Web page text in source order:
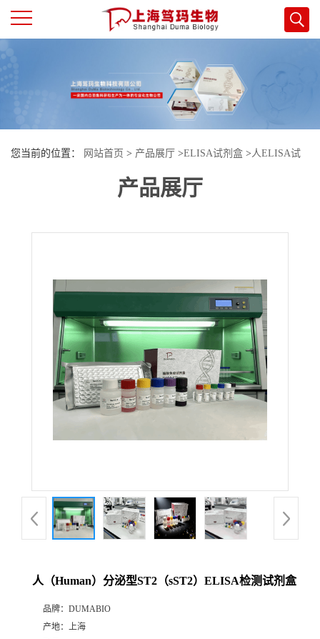
页
司
品
您当前的位置： 网站首页 > 产品展厅 >ELISA试剂盒 >人ELISA试
人（Human）分泌型ST2（sST2）ELISA检测试剂盒
产品展厅
人（Human）分泌型ST2（sST2）ELISA检测试剂盒
品牌： DUMABIO
产地： 上海